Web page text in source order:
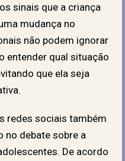
sinais que a criança
mudança no
não podem ignorar
entender qual situação
que ela seja
redes sociais também
no debate sobre a
De acordo